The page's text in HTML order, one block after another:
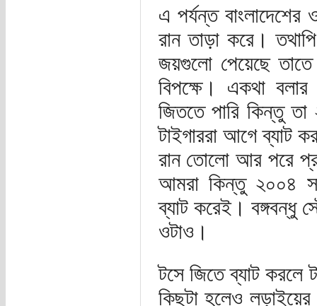
এ পর্যন্ত
রান তাড়া করে।
জয়গুলো পেয়েছে তাতে
বিপক্ষে। একথা
জিততে পারি কিন্তু
টাইগাররা আগে ব্যাট
রান তোলো আর পরে
আমরা কিন্তু ২০০৪
ব্যাট করেই। বঙ্গবন্ধু
ওটাও।
টসে জিতে ব্যাট করলে
কিছুটা হলেও